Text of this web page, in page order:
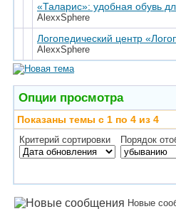
«Таларис»: удобная обувь
AlexxSphere
Логопедический центр
AlexxSphere
Опции просмотра
Показаны темы с 1 по 4 из 4
Критерий сортировки Порядок
Новые